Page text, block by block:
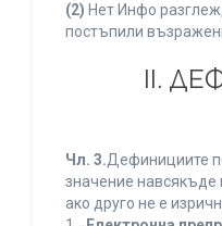
(2) Нет Инфо
постъпили
ІІ.
Чл. 3.Дефинициите
значение навсякъде
ако друго не е